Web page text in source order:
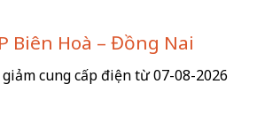
Biên Hoà – Đồng Nai
cung cấp điện từ 07-08-2026